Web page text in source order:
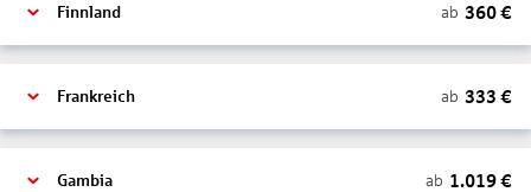
Finnland ab 360€
Frankreich ab 333 €
Gambia ab 1.019€